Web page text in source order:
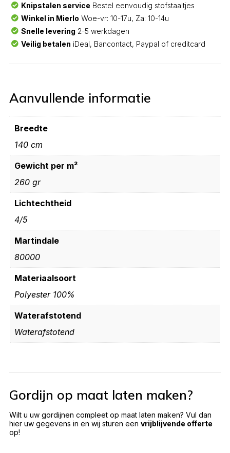
Knipstalen service Bestel eenvoudig stofstaaltjes
Winkel in Mierlo Woe-vr: 10-17u, Za: 10-14u
Snelle levering 2-5 werkdagen
Veilig betalen iDeal, Bancontact, Paypal of creditcard
Aanvullende informatie
Breedte
140 cm
Gewicht per m²
260 gr
Lichtechtheid
4/5
Martindale
80000
Materiaalsoort
Polyester 100%
Waterafstotend
Waterafstotend
Gordijn op maat laten maken?
Wilt u uw gordijnen compleet op maat laten maken? Vul dan
hier uw gegevens in en wij sturen een vrijblijvende offerte
op!